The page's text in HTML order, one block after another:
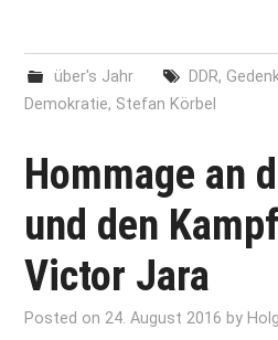
über's Jahr DDR,
Demokratie, Stefan Körbel
Hommage an
und den
Victor Jara
Posted on24. August 2016 by